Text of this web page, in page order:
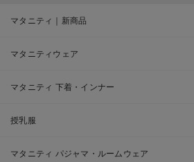
マタニティ｜新商品
マタニティウェア
マタニティ 下着・インナー
授乳服
マタニティ パジャマ・ルームウェア